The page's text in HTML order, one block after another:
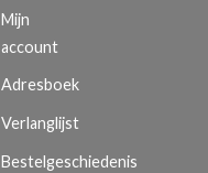
Mijn
account
Adresboek
Verlanglijst
Bestelgeschiedenis